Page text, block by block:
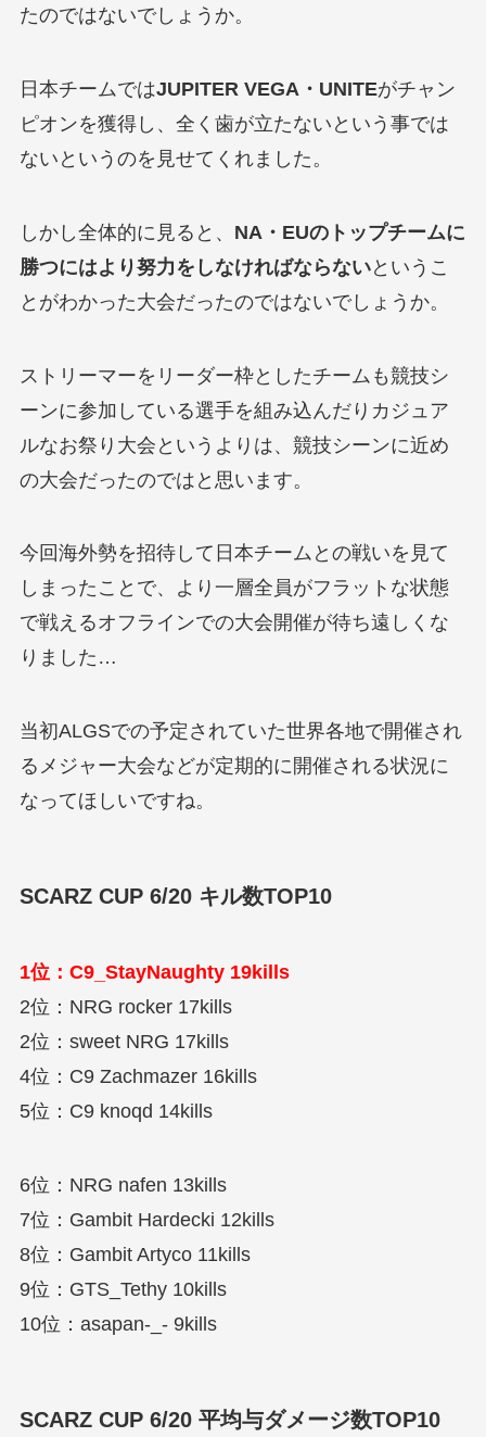
たのではないでしょうか。
日本チームではJUPITER VEGA・UNITEがチャン
ピオンを獲得し、全く歯が立たないという事では
ないというのを見せてくれました。
しかし全体的に見ると、 NA・EUのトップチームに
勝つにはより努力をしなければならないというこ
とがわかった大会だったのではないでしょうか。
ストリーマーをリーダー枠としたチームも競技シ
ーンに参加している選手を組み込んだりカジュア
ルなお祭り大会というよりは、競技シーンに近め
の大会だったのではと思います。
今回海外勢を招待して日本チームとの戦いを見て
しまったことで、より一層全員がフラットな状態
で戦えるオフラインでの大会開催が待ち遠しくな
りました…
当初ALGSでの予定されていた世界各地で開催され
るメジャー大会などが定期的に開催される状況に
なってほしいですね。
SCARZ CUP 6/20 キル数TOP10
1位：C9_StayNaughty 19kills
2位：NRG rocker 17kills
2位：sweet NRG 17kills
4位：C9 Zachmazer 16kills
5位：C9 knoqd 14kills
6位：NRG nafen 13kills
7位：Gambit Hardecki 12kills
8位：Gambit Artyco 11kills
9位：GTS_Tethy 10kills
10位：asapan-_- 9kills
SCARZ CUP 6/20 平均与ダメージ数TOP10